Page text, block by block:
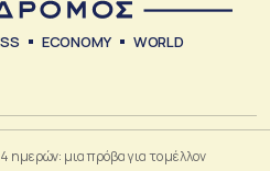
ECONOMY WORLD
ημερών: μια πρόβα για το μέλλον